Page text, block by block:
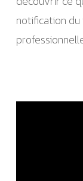
notification du